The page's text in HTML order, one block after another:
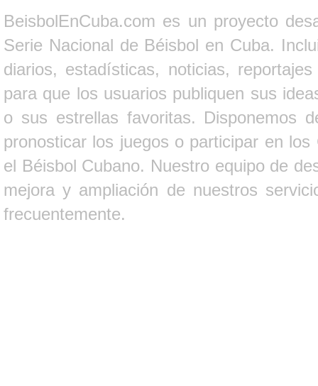
BeisbolEnCuba.com es un proyecto
Serie Nacional de Béisbol en Cuba.
diarios, estadísticas, noticias,
para que los usuarios publiquen sus
o sus estrellas favoritas. Disponemos
pronosticar los juegos o participar en
el Béisbol Cubano. Nuestro equipo de
mejora y ampliación de nuestros
frecuentemente.